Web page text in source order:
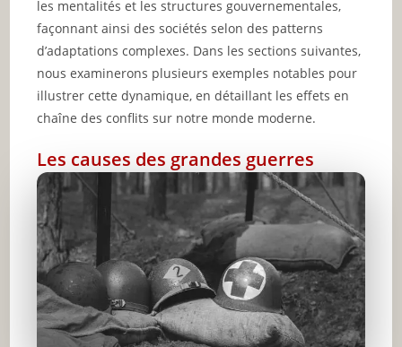
les mentalités et les structures gouvernementales,
façonnant ainsi des sociétés selon des patterns
d’adaptations complexes. Dans les sections suivantes,
nous examinerons plusieurs exemples notables pour
illustrer cette dynamique, en détaillant les effets en
chaîne des conflits sur notre monde moderne.
Les causes des grandes guerres